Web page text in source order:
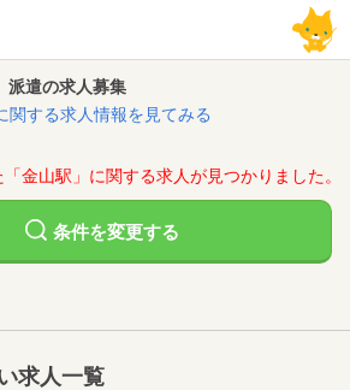
遣の求人募集
関する求人情報を見てみる
金山駅」に関する求人が見つかりました。
条件を変更する
求人一覧